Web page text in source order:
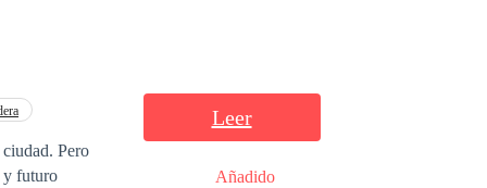
Pero
y futuro
Leer
Añadido